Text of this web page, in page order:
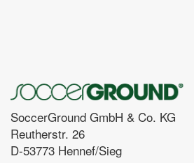
SoccerGround GmbH & Co. KG
Reutherstr. 26
D-53773 Hennef/Sieg